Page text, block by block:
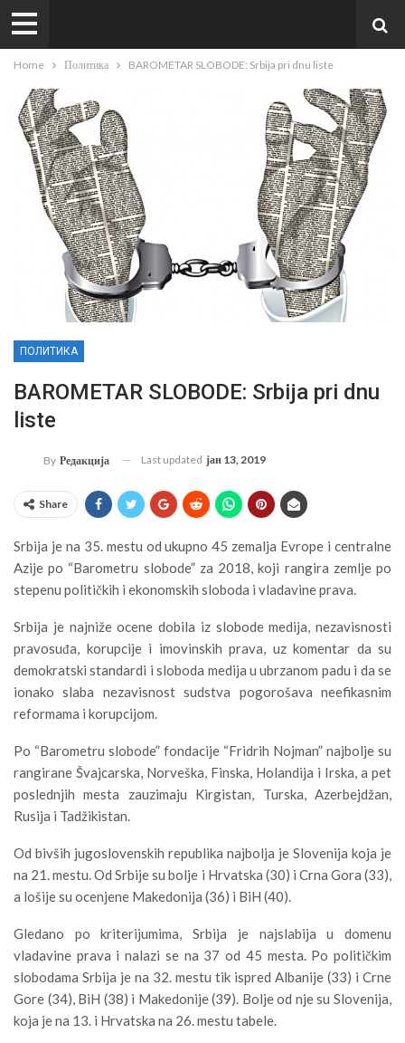
Home Политика BAROMETAR SLOBODE: Srbija pri dnu liste
ПОЛИТИКА
BAROMETAR SLOBODE: Srbija pri dnu
liste
By Редакција Last updated јан 13, 2019
Share
Srbija je na 35. mestu od ukupno 45 zemalja Evrope i centralne
Azije po “Barometru slobode” za 2018, koji rangira zemlje po
stepenu političkih i ekonomskih sloboda i vladavine prava.
Srbija je najniže ocene dobila iz slobode medija, nezavisnosti
pravosuđa, korupcije i imovinskih prava, uz komentar da su
demokratski standardi i sloboda medija u ubrzanom padu i da se
ionako slaba nezavisnost sudstva pogorošava neefikasnim
reformama i korupcijom.
Po “Barometru slobode” fondacije “Fridrih Nojman” najbolje su
rangirane Švajcarska, Norveška, Finska, Holandija i Irska, a pet
poslednjih mesta zauzimaju Kirgistan, Turska, Azerbejdžan,
Rusija i Tadžikistan.
Od bivših jugoslovenskih republika najbolja je Slovenija koja je
na 21. mestu. Od Srbije su bolje i Hrvatska (30) i Crna Gora (33),
a lošije su ocenjene Makedonija (36) i BiH (40).
Gledano po kriterijumima, Srbija je najslabija u domenu
vladavine prava i nalazi se na 37 od 45 mesta. Po političkim
slobodama Srbija je na 32. mestu tik ispred Albanije (33) i Crne
Gore (34), BiH (38) i Makedonije (39). Bolje od nje su Slovenija,
koja je na 13. i Hrvatska na 26. mestu tabele.